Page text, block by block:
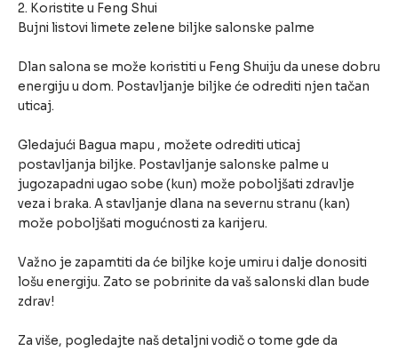
2. Koristite u Feng Shui
Bujni listovi limete zelene biljke salonske palme
Dlan salona se može koristiti u Feng Shuiju da unese dobru
energiju u dom. Postavljanje biljke će odrediti njen tačan
uticaj.
Gledajući Bagua mapu , možete odrediti uticaj
postavljanja biljke. Postavljanje salonske palme u
jugozapadni ugao sobe (kun) može poboljšati zdravlje
veza i braka. A stavljanje dlana na severnu stranu (kan)
može poboljšati mogućnosti za karijeru.
Važno je zapamtiti da će biljke koje umiru i dalje donositi
lošu energiju. Zato se pobrinite da vaš salonski dlan bude
zdrav!
Za više, pogledajte naš detaljni vodič o tome gde da